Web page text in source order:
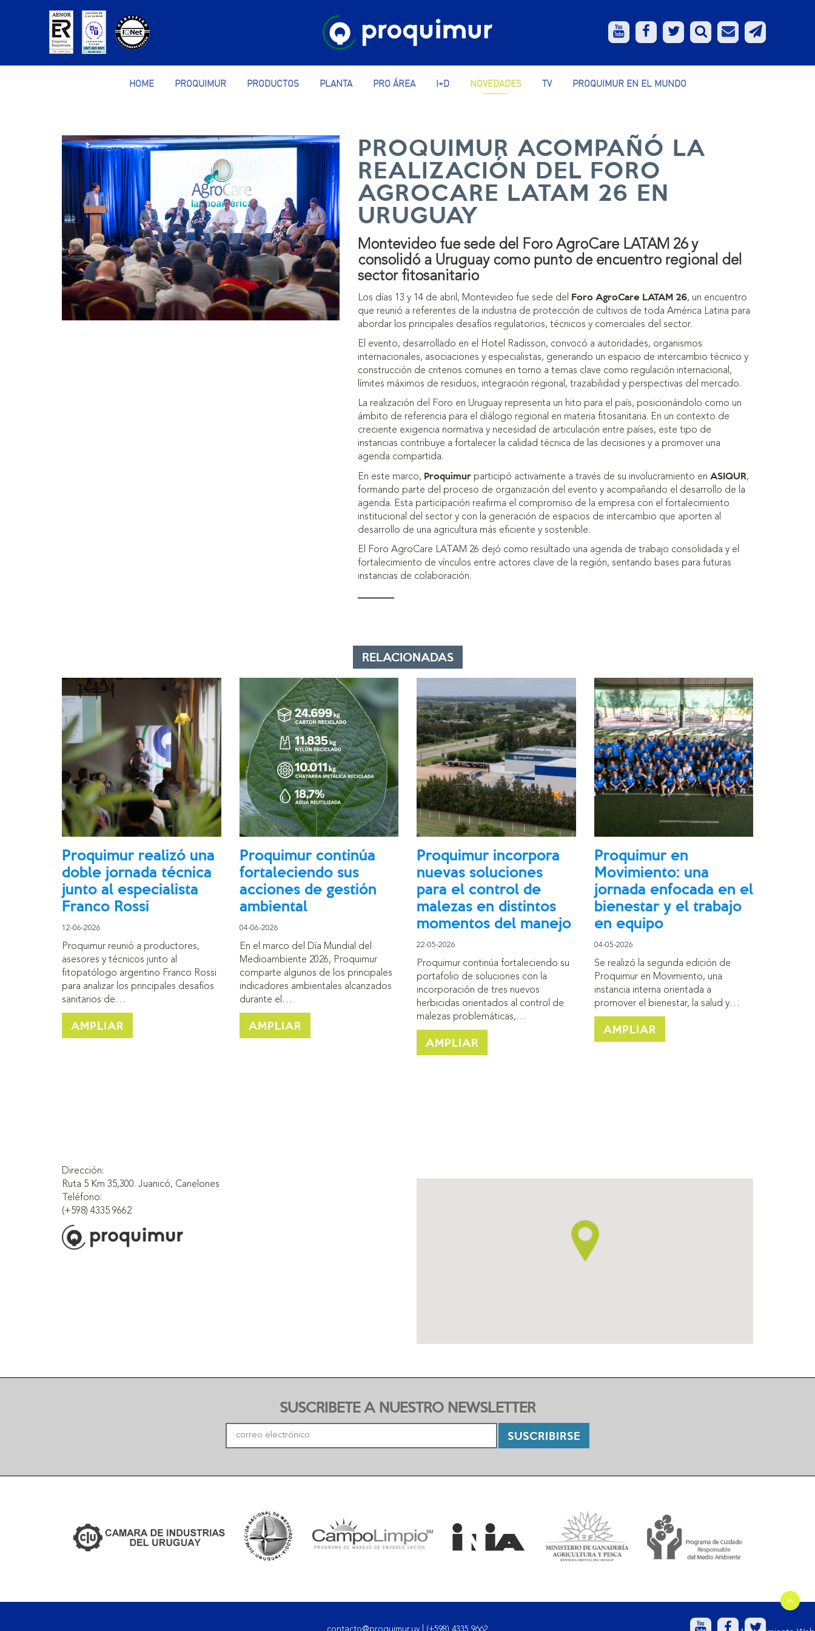
HOME PROQUIMUR PRODUCTOS PLANTA PRO ÁREA I+D NOVEDADES TV PROQUIMUR EN EL MUNDO
PROQUIMUR ACOMPAÑÓ LA
REALIZACIÓN DEL FORO
AGROCARE LATAM 26 EN
URUGUAY
Montevideo fue sede del Foro AgroCare LATAM 26 y
consolidó a Uruguay como punto de encuentro regional del
sector fitosanitario
Los días 13 y 14 de abril, Montevideo fue sede del Foro AgroCare LATAM 26, un encuentro
que reunió a referentes de la industria de protección de cultivos de toda América Latina para
abordar los principales desafíos regulatorios, técnicos y comerciales del sector.
El evento, desarrollado en el Hotel Radisson, convocó a autoridades, organismos
internacionales, asociaciones y especialistas, generando un espacio de intercambio técnico y
construcción de criterios comunes en torno a temas clave como regulación internacional,
límites máximos de residuos, integración regional, trazabilidad y perspectivas del mercado.
La realización del Foro en Uruguay representa un hito para el país, posicionándolo como un
ámbito de referencia para el diálogo regional en materia fitosanitaria. En un contexto de
creciente exigencia normativa y necesidad de articulación entre países, este tipo de
instancias contribuye a fortalecer la calidad técnica de las decisiones y a promover una
agenda compartida.
En este marco, Proquimurparticipó activamente a través de su involucramiento en ASIQUR,
formando parte del proceso de organización del evento y acompañando el desarrollo de la
agenda. Esta participación reafirma el compromiso de la empresa con el fortalecimiento
institucional del sector y con la generación de espacios de intercambio que aporten al
desarrollo de una agricultura más eficiente y sostenible.
El Foro AgroCare LATAM 26 dejó como resultado una agenda de trabajo consolidada y el
fortalecimiento de vínculos entre actores clave de la región, sentando bases para futuras
instancias de colaboración.
RELACIONADAS
Proquimur realizó una
doble jornada técnica
junto al especialista
Franco Rossi
12-06-2026
Proquimur reunió a productores,
asesores y técnicos junto al
fitopatólogo argentino Franco Rossi
para analizar los principales desafíos
sanitarios de…
AMPLIAR
Proquimur continúa
fortaleciendo sus
acciones de gestión
ambiental
04-06-2026
En el marco del Día Mundial del
Medioambiente 2026, Proquimur
comparte algunos de los principales
indicadores ambientales alcanzados
durante el…
AMPLIAR
Proquimur incorpora
nuevas soluciones
para el control de
malezas en distintos
momentos del manejo
22-05-2026
Proquimur continúa fortaleciendo su
portafolio de soluciones con la
incorporación de tres nuevos
herbicidas orientados al control de
malezas problemáticas,…
AMPLIAR
Proquimur en
Movimiento: una
jornada enfocada en el
bienestar y el trabajo
en equipo
04-05-2026
Se realizó la segunda edición de
Proquimur en Movimiento, una
instancia interna orientada a
promover el bienestar, la salud y…
AMPLIAR
Dirección:
Ruta 5 Km 35,300. Juanicó, Canelones
Teléfono:
(+598) 4335 9662
SUSCRIBETE A NUESTRO NEWSLETTER
SUSCRIBIRSE
contacto@proquimur.uy (+598) 4335 9662